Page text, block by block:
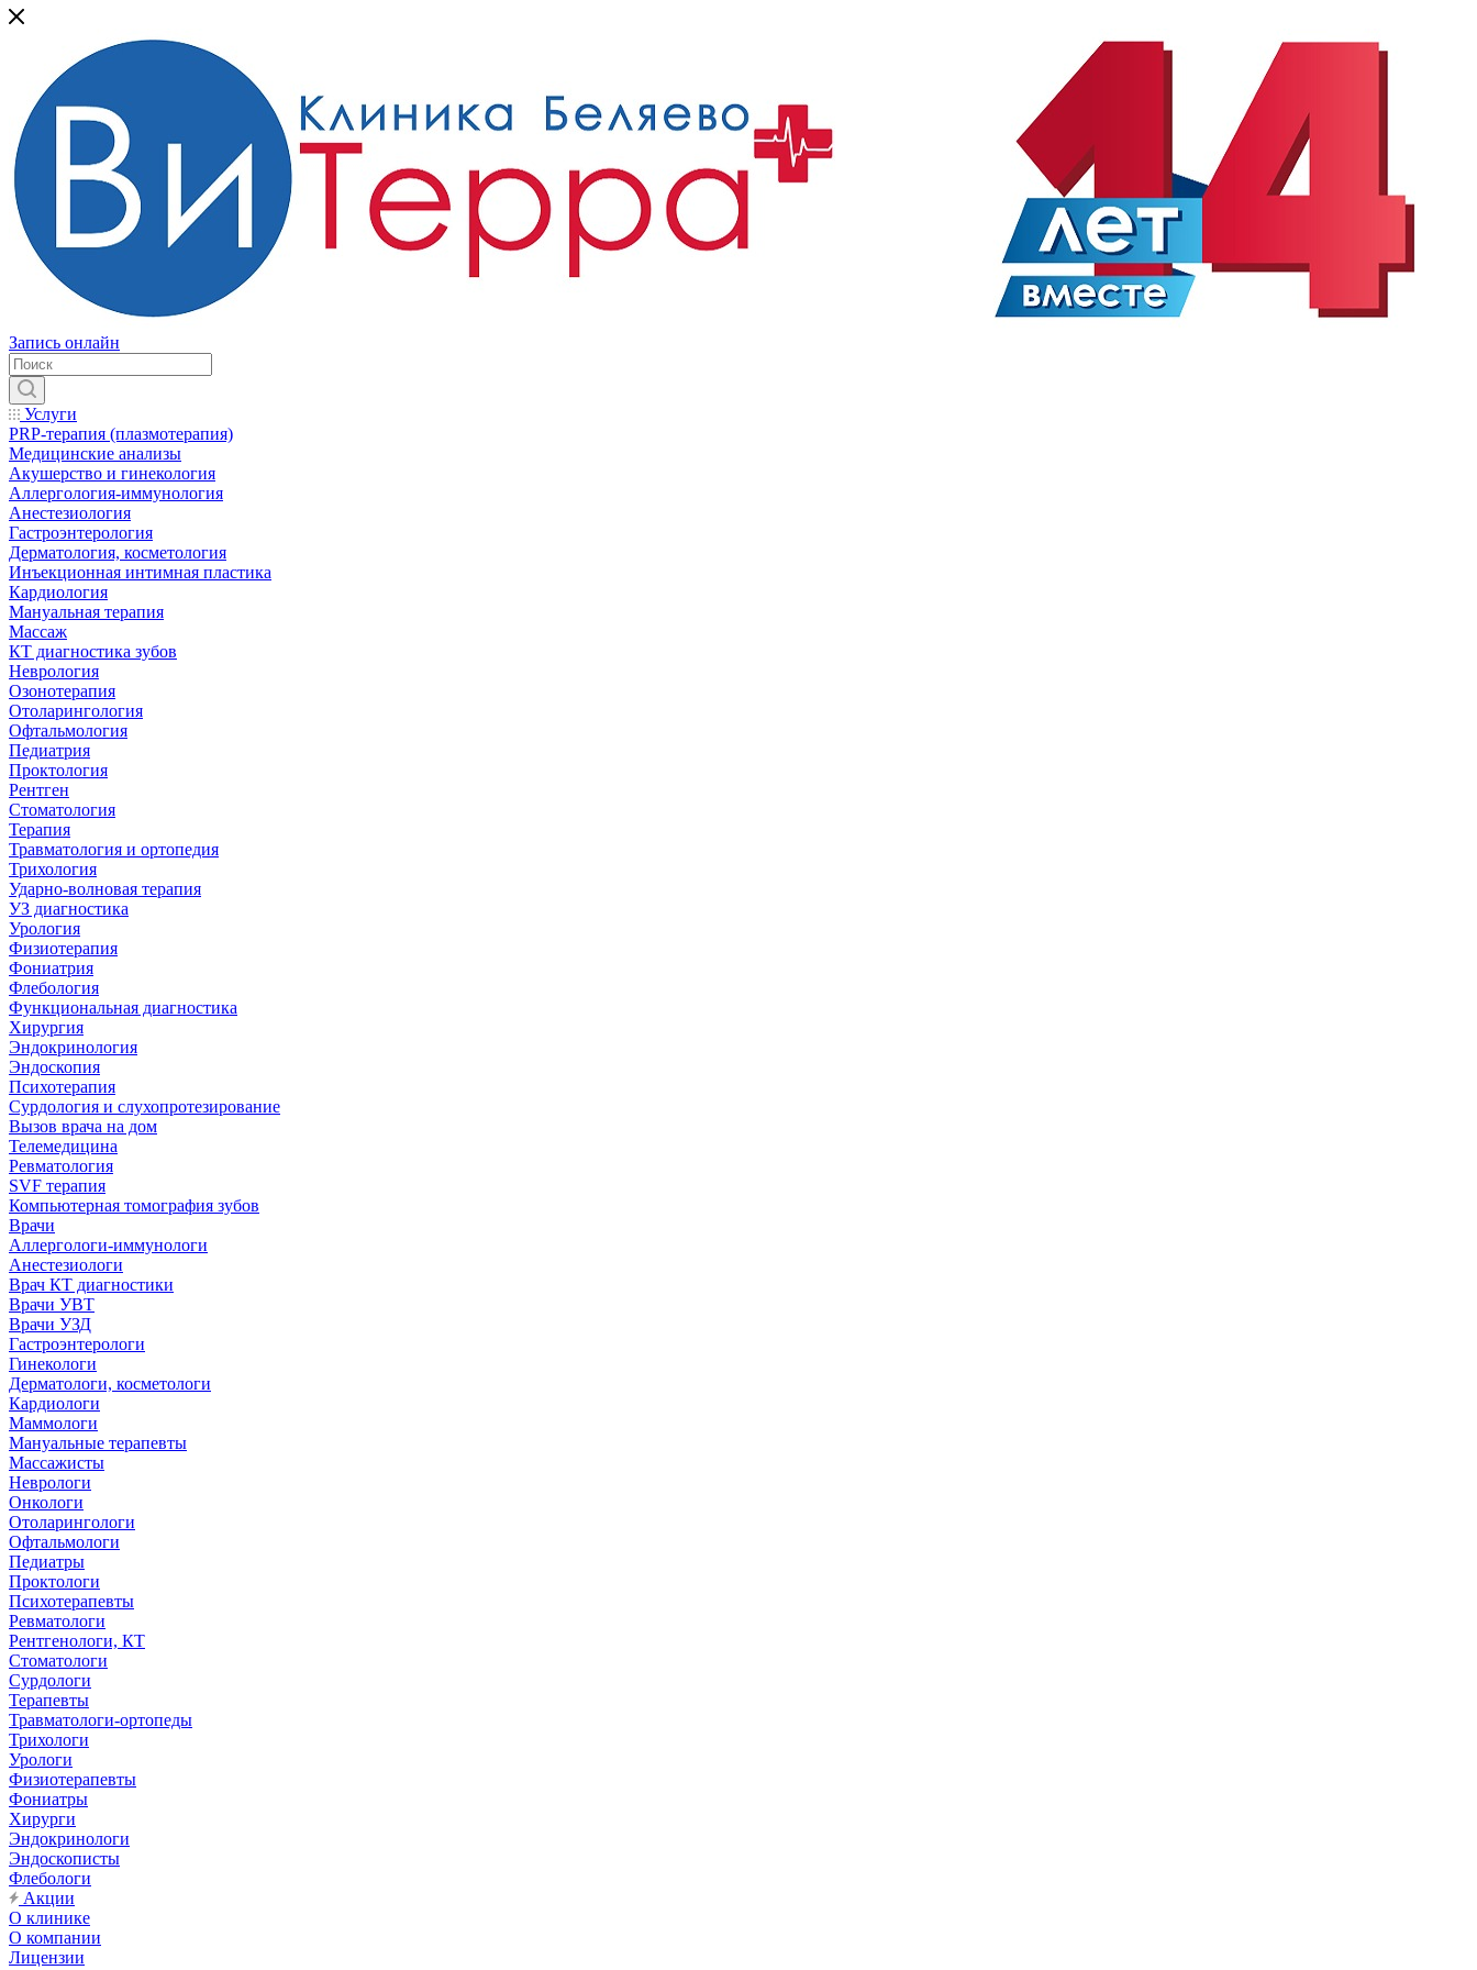
Запись онлайн
Услуги
PRP-терапия (плазмотерапия)
Медицинские анализы
Акушерство и гинекология
Аллергология-иммунология
Анестезиология
Гастроэнтерология
Дерматология, косметология
Инъекционная интимная пластика
Кардиология
Мануальная терапия
Массаж
КТ диагностика зубов
Неврология
Озонотерапия
Отоларингология
Офтальмология
Педиатрия
Проктология
Рентген
Стоматология
Терапия
Травматология и ортопедия
Трихология
Ударно-волновая терапия
УЗ диагностика
Урология
Физиотерапия
Фониатрия
Флебология
Функциональная диагностика
Хирургия
Эндокринология
Эндоскопия
Психотерапия
Сурдология и слухопротезирование
Вызов врача на дом
Телемедицина
Ревматология
SVF терапия
Компьютерная томография зубов
Врачи
Аллергологи-иммунологи
Анестезиологи
Врач КТ диагностики
Врачи УВТ
Врачи УЗД
Гастроэнтерологи
Гинекологи
Дерматологи, косметологи
Кардиологи
Маммологи
Мануальные терапевты
Массажисты
Неврологи
Онкологи
Отоларингологи
Офтальмологи
Педиатры
Проктологи
Психотерапевты
Ревматологи
Рентгенологи, КТ
Стоматологи
Сурдологи
Терапевты
Травматологи-ортопеды
Трихологи
Урологи
Физиотерапевты
Фониатры
Хирурги
Эндокринологи
Эндоскописты
Флебологи
Акции
О клинике
О компании
Лицензии